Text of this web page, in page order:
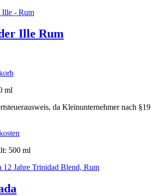
Ille Rum
ml
da Kleinunternehmer nach §19
500 ml